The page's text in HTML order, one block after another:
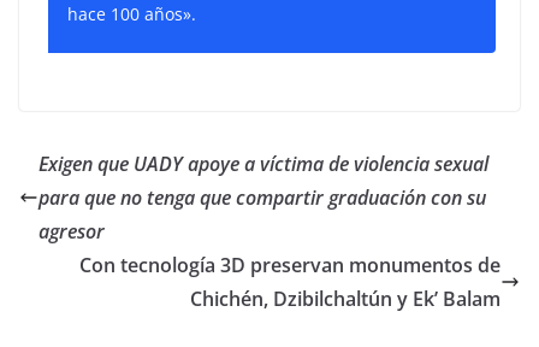
hace 100 años».
Exigen que UADY apoye a víctima de violencia sexual
para que no tenga que compartir graduación con su
agresor
Con tecnología 3D preservan monumentos de
Chichén, Dzibilchaltún y Ek’ Balam